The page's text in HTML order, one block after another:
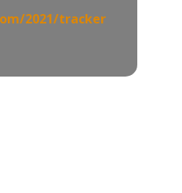
2021/tracker